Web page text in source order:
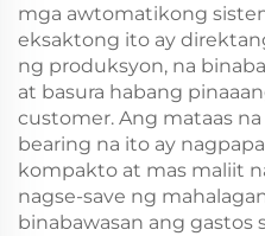
mga awtomatikong
eksaktong ito ay
ng produksyon, na
at basura habang
customer. Ang mataas
bearing na ito ay
kompakto at mas maliit
nagse-save ng
binabawasan ang gastos